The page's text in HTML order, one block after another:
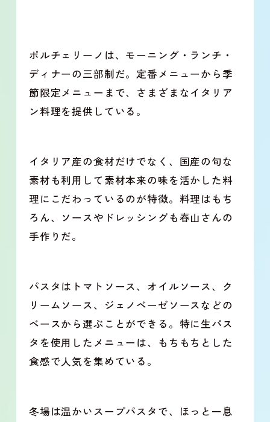
ポルチェリーノは、モーニング・ランチ・
ディナーの三部制だ。定番メニューから季
節限定メニューまで、さまざまなイタリア
ン料理を提供している。
イタリア産の食材だけでなく、国産の旬な
素材も利用して素材本来の味を活かした料
理にこだわっているのが特徴。料理はもち
ろん、ソースやドレッシングも春山さんの
手作りだ。
パスタはトマトソース、オイルソース、ク
リームソース、ジェノベーゼソースなどの
ベースから選ぶことができる。特に生パス
タを使用したメニューは、もちもちとした
食感で人気を集めている。
冬場は温かいスープパスタで、ほっと一息